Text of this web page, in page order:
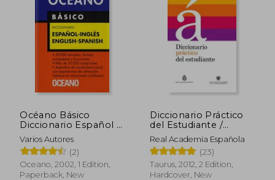
$ 3.73 Off
Océano Básico
Diccionario Español -
Inglés (in Spanish)
Varios Autores
(2)
Oceano, 2002, 1 Edition,
Paperback, New
Diccionario Práctico
del Estudiante /
Practical Dictionary
for Students:
Diccionario Español
(in Spanish)
Real Academia Española
(23)
Taurus, 2012, 2 Edition,
Hardcover, New